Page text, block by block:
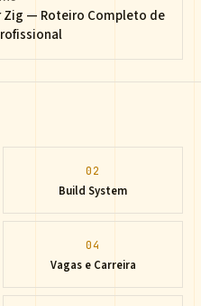
Zig — Roteiro Completo de
02
Build System
04
Vagas e Carreira